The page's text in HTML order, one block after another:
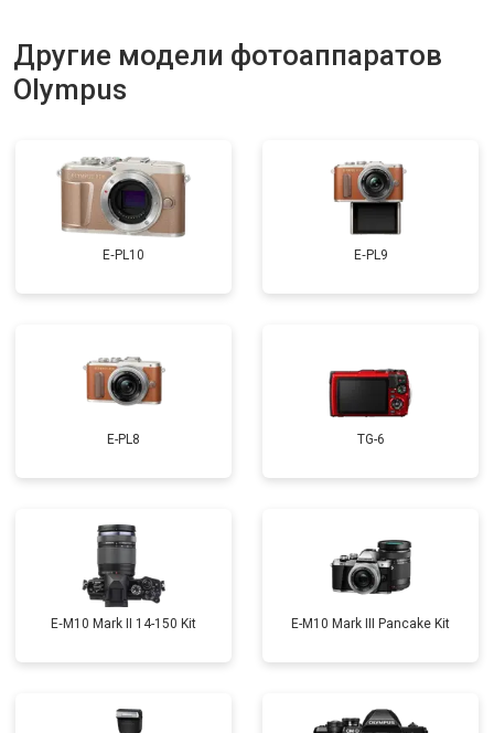
Другие модели фотоаппаратов
Olympus
E‑PL10 E‑PL9
E-PL8 TG-6
E‑M10 Mark II 14-150 Kit E-M10 Mark III Pancake Kit